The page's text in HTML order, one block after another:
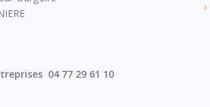
04 77 29 61 10